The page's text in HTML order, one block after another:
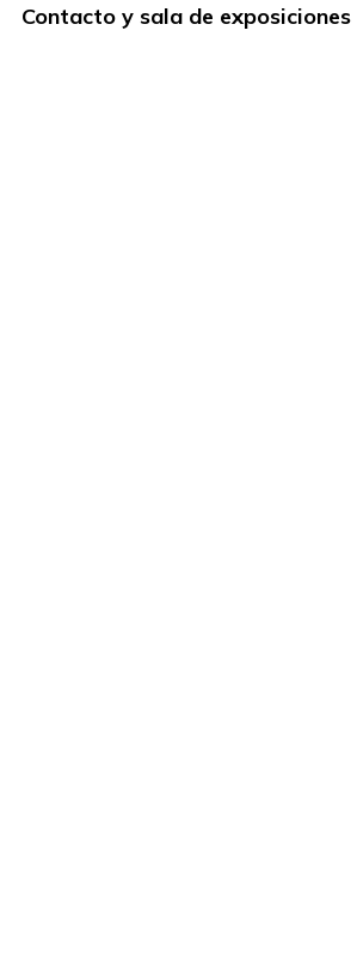
Contacto y sala de exposiciones